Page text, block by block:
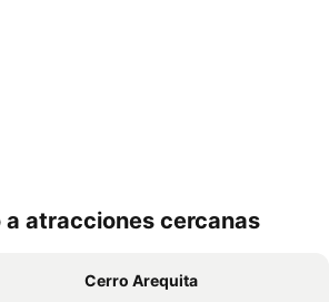
a atracciones cercanas
Cerro Arequita